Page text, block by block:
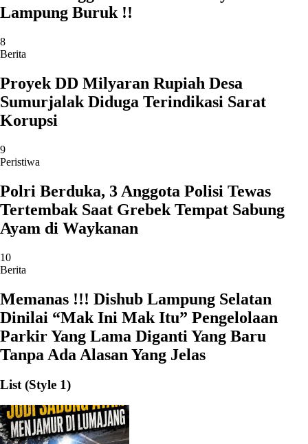
Lampung Buruk !!
8
Berita
Proyek DD Milyaran Rupiah Desa
Sumurjalak Diduga Terindikasi Sarat
Korupsi
9
Peristiwa
Polri Berduka, 3 Anggota Polisi Tewas
Tertembak Saat Grebek Tempat Sabung
Ayam di Waykanan
10
Berita
Memanas !!! Dishub Lampung Selatan
Dinilai “Mak Ini Mak Itu” Pengelolaan
Parkir Yang Lama Diganti Yang Baru
Tanpa Ada Alasan Yang Jelas
List (Style 1)